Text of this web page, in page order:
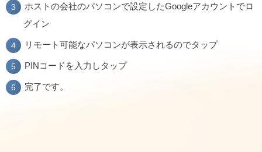
ホストの会社のパソコンで設定したGoogleアカウントでロ
グイン
リモート可能なパソコンが表示されるのでタップ
PINコードを入力しタップ
完了です。